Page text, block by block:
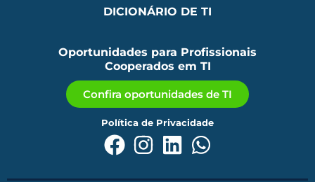
DICIONÁRIO DE TI
Oportunidades para Profissionais
Cooperados em TI
Confira oportunidades de TI
Política de Privacidade